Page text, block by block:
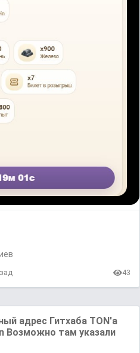
43
адрес Гитхаба TON'а
Возможно там указали